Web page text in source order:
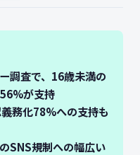
調査で、16歳未満の
が支持
務化78%への支持も
SNS規制への幅広い